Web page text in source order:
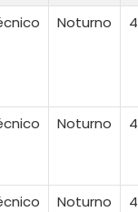
Noturno
Noturno
Noturno